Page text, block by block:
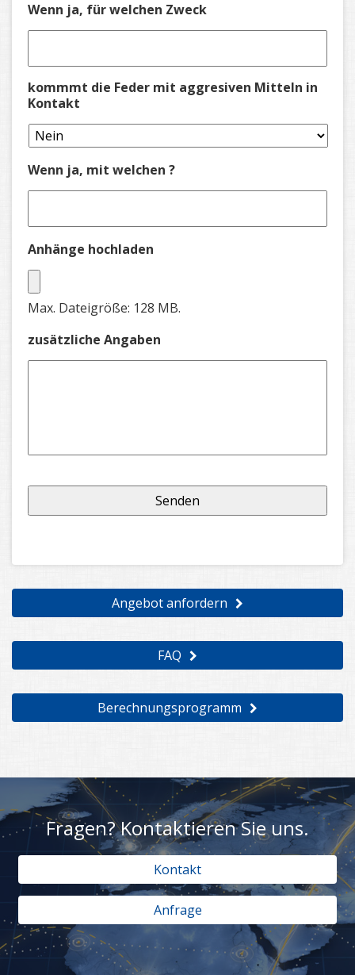
Wenn ja, für welchen Zweck
kommmt die Feder mit aggresiven Mitteln in
Kontakt
Wenn ja, mit welchen ?
Anhänge hochladen
Max. Dateigröße: 128 MB.
zusätzliche Angaben
Angebot anfordern
FAQ
Berechnungsprogramm
Fragen? Kontaktieren Sie uns.
Kontakt
Anfrage